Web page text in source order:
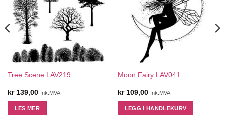
Tree Scene LAV219
kr139,00 Ink.MVA
LES MER
Moon Fairy LAV041
kr109,00 Ink.MVA
LEGG I HANDLEKURV